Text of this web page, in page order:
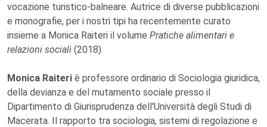
vocazione turistico-balneare. Autrice di diverse pubblicazioni
e monografie, per i nostri tipi ha recentemente curato
insieme a Monica Raiteri il volume Pratiche alimentari e
relazioni sociali (2018).
Monica Raiteri è professore ordinario di Sociologia giuridica,
della devianza e del mutamento sociale presso il
Dipartimento di Giurisprudenza dell'Università degli Studi di
Macerata. Il rapporto tra sociologia, sistemi di regolazione e